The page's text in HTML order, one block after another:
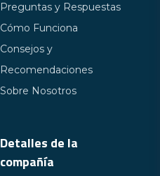
Preguntas y Respuestas
Cómo Funciona
Consejos y
Recomendaciones
Sobre Nosotros
Detalles de la
compañía